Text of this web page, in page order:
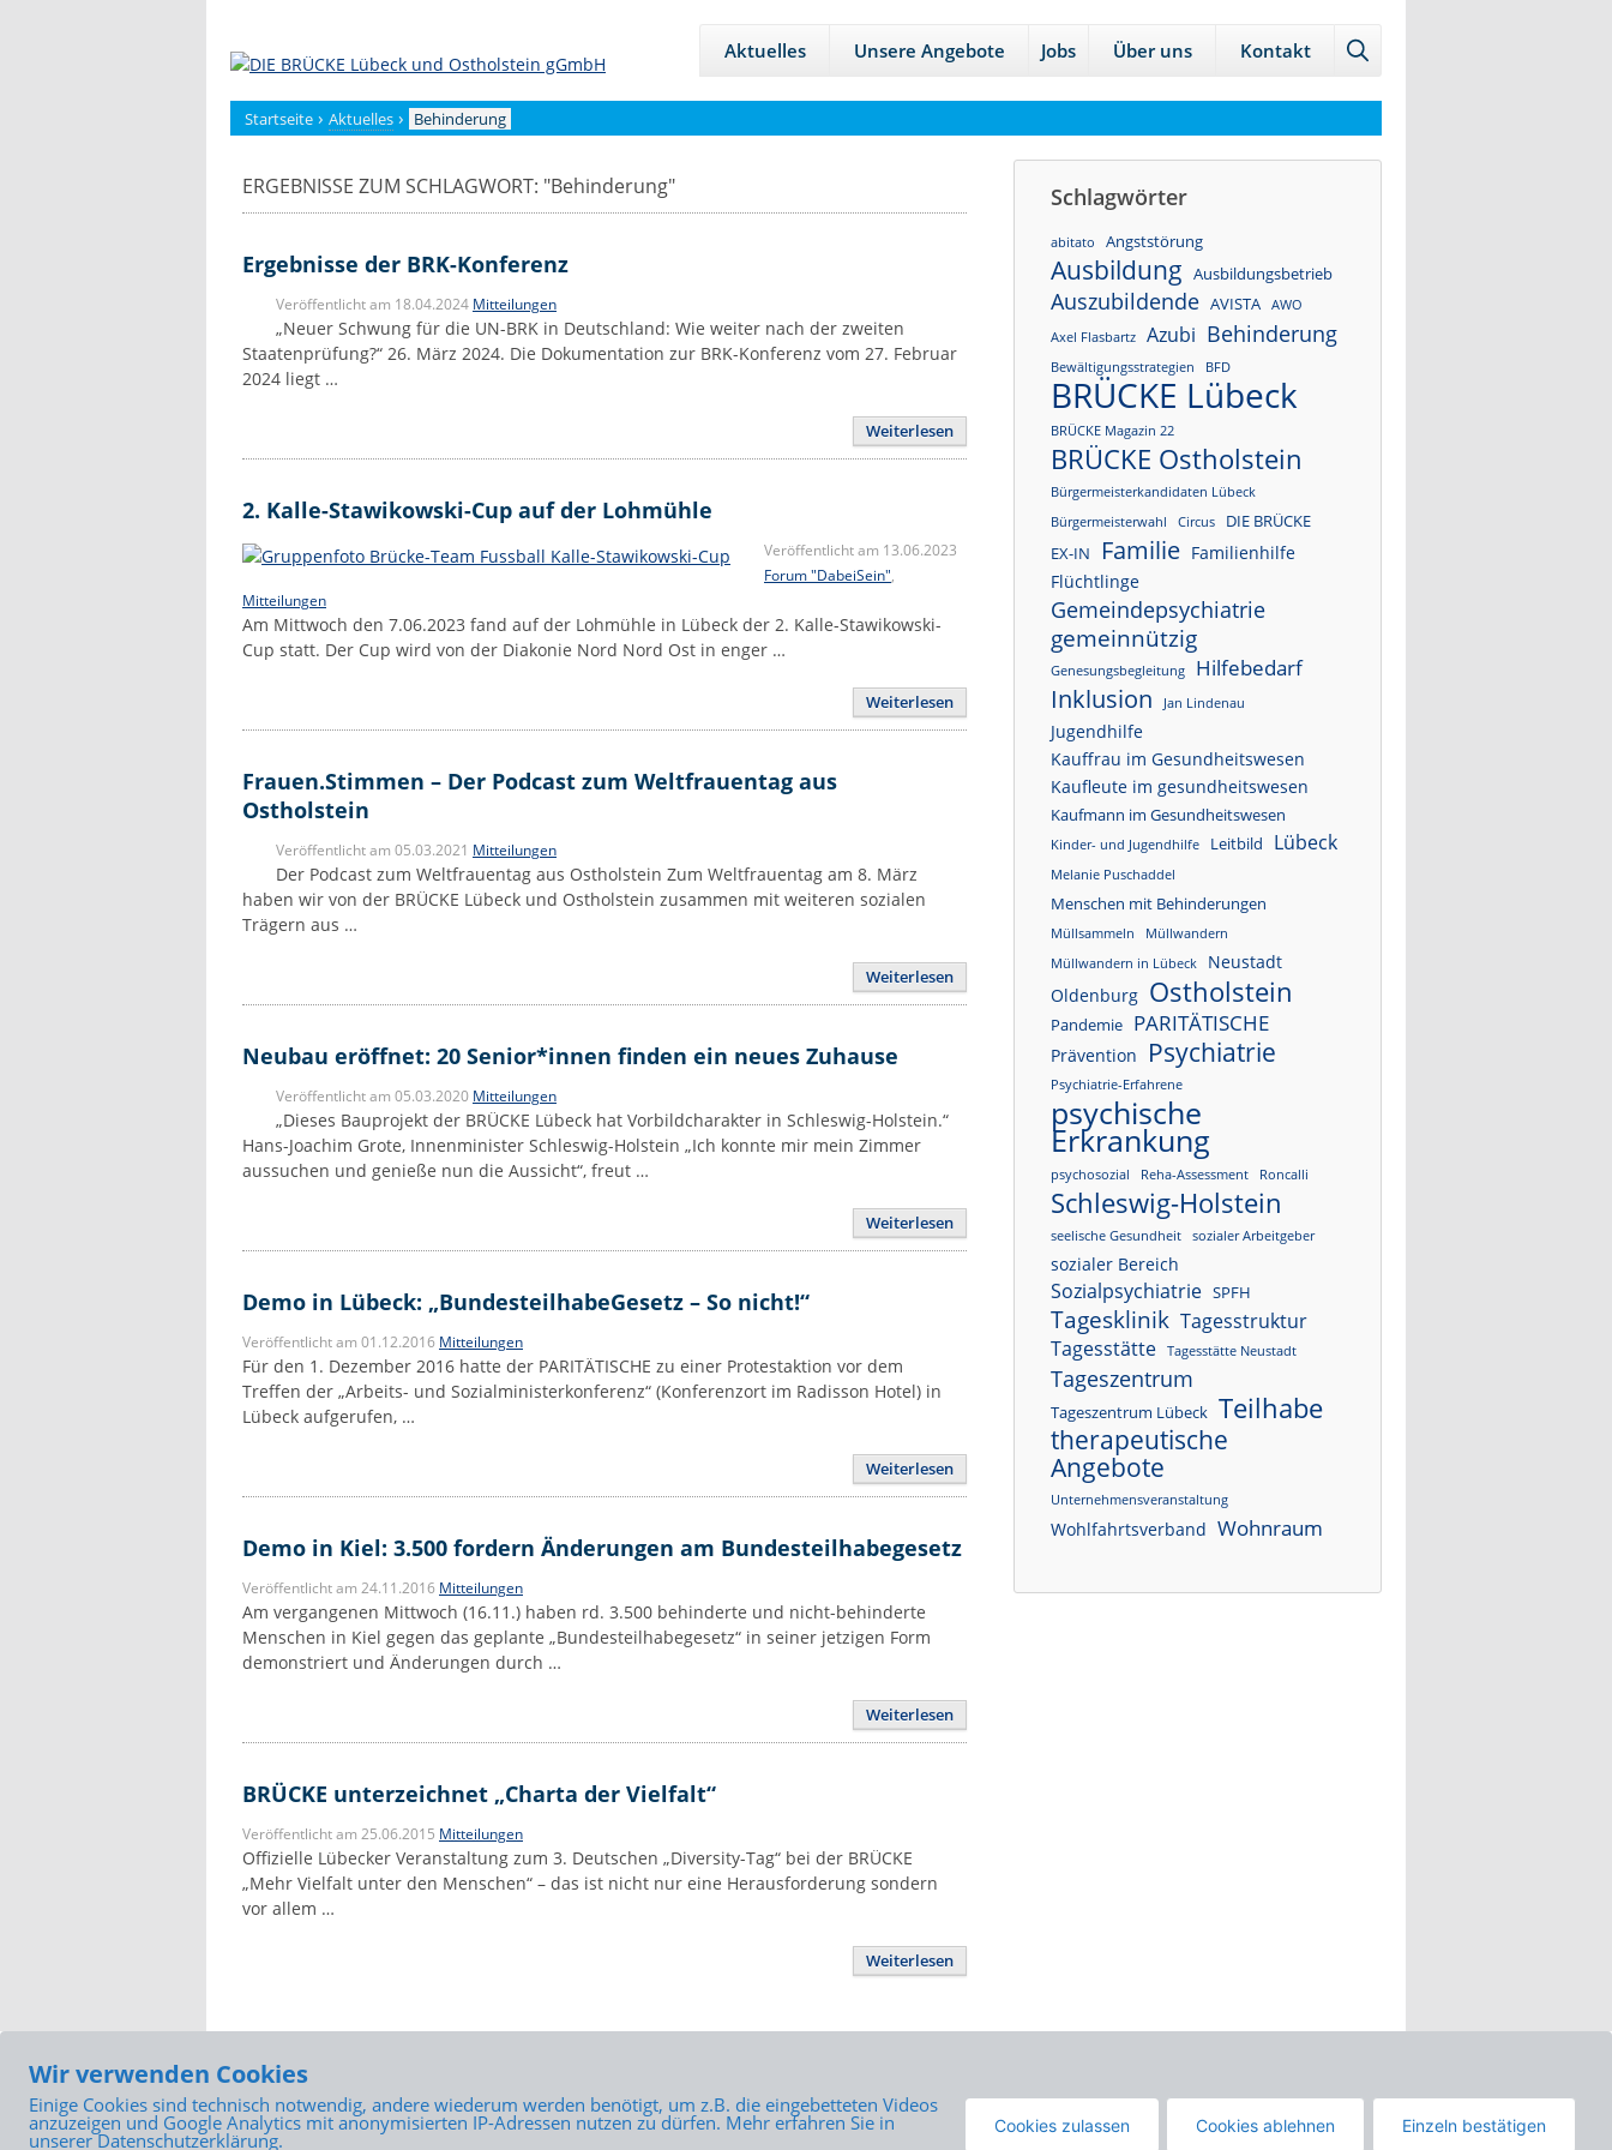
Zur
Zum
Aktuelles Unsere Angebote Jobs Über uns Kontakt
Startseite › Aktuelles › Behinderung
ERGEBNISSE ZUM SCHLAGWORT: "Behinderung"
Ergebnisse der BRK-Konferenz
Veröffentlicht am 18.04.2024 Mitteilungen
„Neuer Schwung für die UN-BRK in Deutschland: Wie weiter nach der zweiten
Staatenprüfung?“ 26. März 2024. Die Dokumentation zur BRK-Konferenz vom 27. Februar
2024 liegt …
Weiterlesen
2. Kalle-Stawikowski-Cup auf der Lohmühle
Veröffentlicht am 13.06.2023
Forum "DabeiSein",
Mitteilungen
Am Mittwoch den 7.06.2023 fand auf der Lohmühle in Lübeck der 2. Kalle-Stawikowski-
Cup statt. Der Cup wird von der Diakonie Nord Nord Ost in enger …
Weiterlesen
Frauen.Stimmen – Der Podcast zum Weltfrauentag aus
Ostholstein
Veröffentlicht am 05.03.2021 Mitteilungen
Der Podcast zum Weltfrauentag aus Ostholstein Zum Weltfrauentag am 8. März
haben wir von der BRÜCKE Lübeck und Ostholstein zusammen mit weiteren sozialen
Trägern aus …
Weiterlesen
Neubau eröffnet: 20 Senior*innen finden ein neues Zuhause
Veröffentlicht am 05.03.2020 Mitteilungen
„Dieses Bauprojekt der BRÜCKE Lübeck hat Vorbildcharakter in Schleswig-Holstein.“
Hans-Joachim Grote, Innenminister Schleswig-Holstein „Ich konnte mir mein Zimmer
aussuchen und genieße nun die Aussicht“, freut …
Weiterlesen
Demo in Lübeck: „BundesteilhabeGesetz – So nicht!“
Veröffentlicht am 01.12.2016 Mitteilungen
Für den 1. Dezember 2016 hatte der PARITÄTISCHE zu einer Protestaktion vor dem
Treffen der „Arbeits- und Sozialministerkonferenz“ (Konferenzort im Radisson Hotel) in
Lübeck aufgerufen, …
Weiterlesen
Demo in Kiel: 3.500 fordern Änderungen am Bundesteilhabegesetz
Veröffentlicht am 24.11.2016 Mitteilungen
Am vergangenen Mittwoch (16.11.) haben rd. 3.500 behinderte und nicht-behinderte
Menschen in Kiel gegen das geplante „Bundesteilhabegesetz“ in seiner jetzigen Form
demonstriert und Änderungen durch …
Weiterlesen
BRÜCKE unterzeichnet „Charta der Vielfalt“
Veröffentlicht am 25.06.2015 Mitteilungen
Offizielle Lübecker Veranstaltung zum 3. Deutschen „Diversity-Tag“ bei der BRÜCKE
„Mehr Vielfalt unter den Menschen“ – das ist nicht nur eine Herausforderung sondern
vor allem …
Weiterlesen
Schlagwörter
abitato Angststörung
Ausbildung Ausbildungsbetrieb
Auszubildende AVISTA
AWO
Axel Flasbartz
Azubi Behinderung
Bewältigungsstrategien BFD
BRÜCKE Lübeck
BRÜCKE Magazin 22
BRÜCKE Ostholstein
Bürgermeisterkandidaten Lübeck
Bürgermeisterwahl
Circus
DIE BRÜCKE
EX-IN
Familie Familienhilfe
Flüchtlinge
Gemeindepsychiatrie
gemeinnützig
Genesungsbegleitung Hilfebedarf
Inklusion Jan Lindenau
Jugendhilfe
Kauffrau im Gesundheitswesen
Kaufleute im gesundheitswesen
Kaufmann im Gesundheitswesen
Kinder- und Jugendhilfe Leitbild Lübeck
Melanie Puschaddel
Menschen mit Behinderungen
Müllsammeln
Müllwandern
Müllwandern in Lübeck
Neustadt
Oldenburg Ostholstein
Pandemie PARITÄTISCHE
Prävention Psychiatrie
Psychiatrie-Erfahrene
psychische
Erkrankung
psychosozial Reha-Assessment Roncalli
Schleswig-Holstein
seelische Gesundheit sozialer Arbeitgeber
sozialer Bereich
Sozialpsychiatrie SPFH
Tagesklinik Tagesstruktur
Tagesstätte
Tagesstätte Neustadt
Tageszentrum
Tageszentrum Lübeck Teilhabe
therapeutische
Angebote
Unternehmensveranstaltung
Wohlfahrtsverband Wohnraum
zurück Seitenanfang
Wir verwenden Cookies
Einige Cookies sind technisch notwendig, andere wiederum werden benötigt, um z.B. die eingebetteten Videos
anzuzeigen und Google Analytics mit anonymisierten IP-Adressen nutzen zu dürfen. Mehr erfahren Sie in
unserer Datenschutzerklärung.
Cookies zulassen Cookies ablehnen Einzeln bestätigen